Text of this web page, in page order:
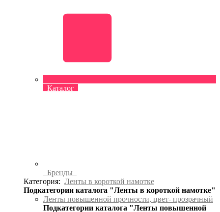
Каталог
Бренды
Категория: Ленты в короткой намотке
Подкатегории каталога "Ленты в короткой намотке"
Ленты повышенной прочности, цвет- прозрачный
Подкатегории каталога "Ленты повышенной